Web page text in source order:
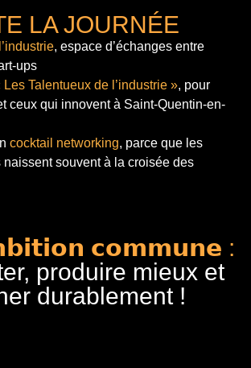
LA JOURNÉE
, espace d’échanges entre
ups
Les Talentueux de l’industrie », pour
ceux qui innovent à Saint-Quentin-en-
cocktail networking, parce que les
souvent à la croisée des
𝗰𝗼𝗺𝗺𝘂𝗻𝗲 :
produire mieux et
durablement !